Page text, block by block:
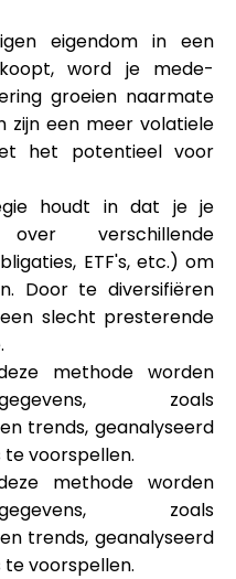
eigendom in een
word je mede-
groeien naarmate
zijn een meer volatiele
het potentieel voor
houdt in dat je je
verschillende
ETF's, etc.) om
Door te diversifiëren
slecht presterende
methode worden
zoals
trends, geanalyseerd
voorspellen.
methode worden
zoals
trends, geanalyseerd
voorspellen.